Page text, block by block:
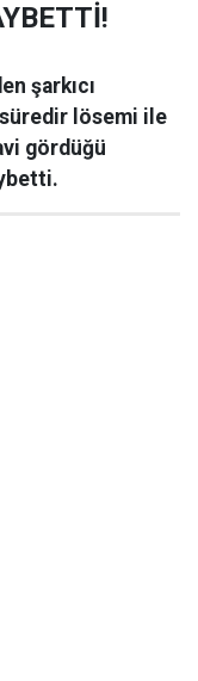
şarkıcı
süredir lösemi ile
gördüğü